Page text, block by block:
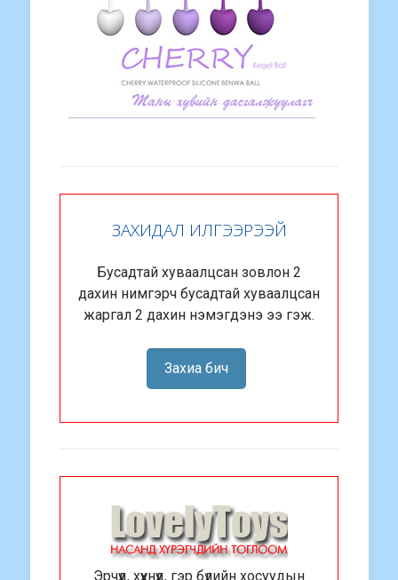
ЗАХИДАЛ ИЛГЭЭРЭЭЙ
Бусадтай хуваалцсан зовлон 2
дахин нимгэрч бусадтай хуваалцсан
жаргал 2 дахин нэмэгдэнэ ээ гэж.
Захиа бич
Эрчүүд, хүүхнүүд, гэр бүлийн хосуудын